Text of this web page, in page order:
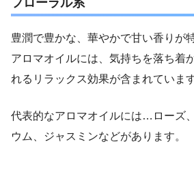
フローラル系
豊潤で豊かな、華やかで甘い香りが
アロマオイルには、気持ちを落ち着
れるリラックス効果が含まれています
代表的なアロマオイルには…ローズ
ウム、ジャスミンなどがあります。